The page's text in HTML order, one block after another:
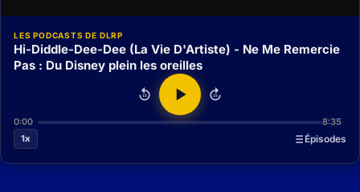
LES PODCASTS DE DLRP
Hi-Diddle-Dee-Dee (La Vie D'Artiste) - Ne Me Remercie
Pas : Du Disney plein les oreilles
15 15
0:00
8:35
1x
Épisodes